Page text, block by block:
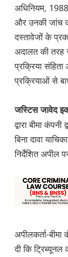
अधिनियम,
और उनकी जांच
दस्तावेजों के
अदालत की तरह
प्रक्रिया
प्रक्रियाओं से
जस्टिस जावेद
द्वारा बीमा
बिना दावा
निर्देशित अपील
अपीलकर्ता-
दी कि ट्रिब्यूनल